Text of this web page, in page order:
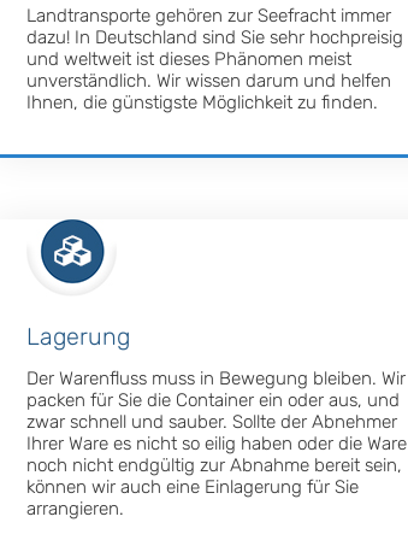
Landtransporte gehören zur Seefracht immer
dazu! In Deutschland sind Sie sehr hochpreisig
und weltweit ist dieses Phänomen meist
unverständlich. Wir wissen darum und helfen
Ihnen, die günstigste Möglichkeit zu finden.
Lagerung
Der Warenfluss muss in Bewegung bleiben. Wir
packen für Sie die Container ein oder aus, und
zwar schnell und sauber. Sollte der Abnehmer
Ihrer Ware es nicht so eilig haben oder die Ware
noch nicht endgültig zur Abnahme bereit sein,
können wir auch eine Einlagerung für Sie
arrangieren.